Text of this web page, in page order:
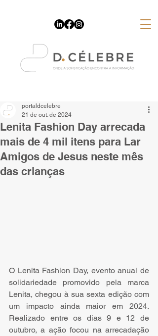
Lenita Fashion Day arrecada
mais de 4 mil itens para Lar
Amigos de Jesus neste mês
das crianças
portaldcelebre
21 de out. de 2024
O Lenita Fashion Day, evento anual de
solidariedade promovido pela marca
Lenita, chegou à sua sexta edição com
um impacto ainda maior em 2024.
Realizado entre os dias 9 e 12 de
outubro, a ação focou na arrecadação